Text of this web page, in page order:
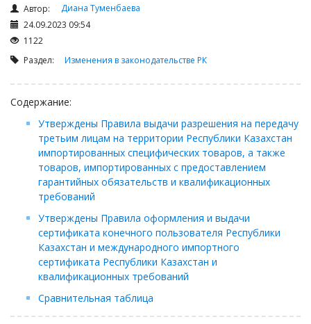
Займы
Сбор долгов
Регистрация ТОО
Проверка государственных органов
Интернет и право
Корпоративные отношения
Государственные закупки
Заключение, изменение и расторжение договоров
Налоги и налогообложение
Новости сервиса
Архив
Автор:
Диана Туменбаева
24.09.2023 09:54
1122
Раздел: Изменения в законодательстве РК
Содержание:
Утверждены Правила выдачи разрешения на передачу
третьим лицам на территории Республики Казахстан
импортированных специфических товаров, а также
товаров, импортированных с предоставлением
гарантийных обязательств и квалификационных
требований
Утверждены Правила оформления и выдачи
сертификата конечного пользователя Республики
Казахстан и международного импортного
сертификата Республики Казахстан и
квалификационных требований
Сравнительная таблица